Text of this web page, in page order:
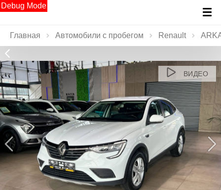
Debug Mode
Главная Автомобили с пробегом Renault
ВИДЕО